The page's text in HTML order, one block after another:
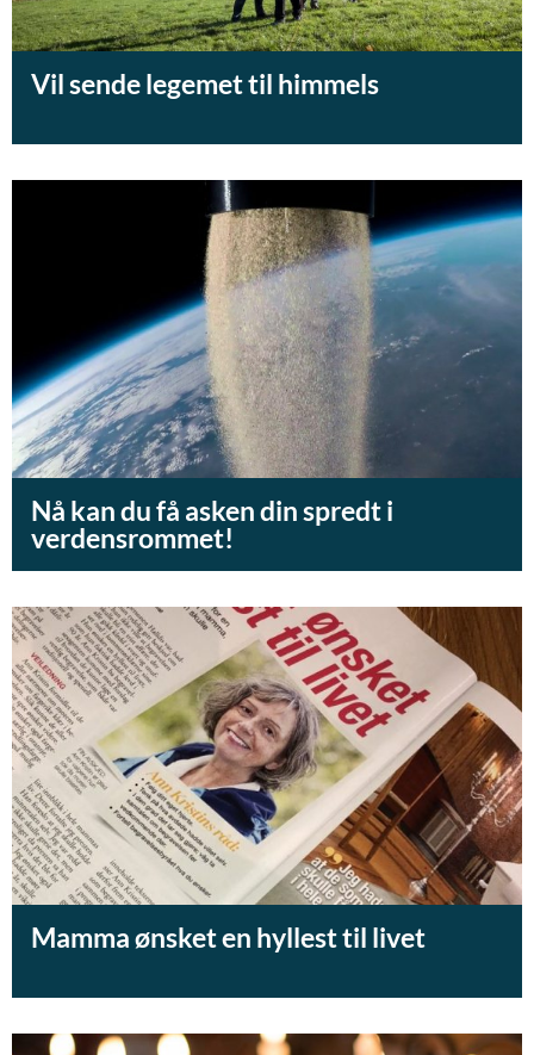
Vil sende legemet til himmels
Nå kan du få asken din spredt i
verdensrommet!
Mamma ønsket en hyllest til livet